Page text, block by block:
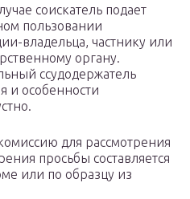
соискатель подает
пользовании
владельца, частнику или
органу.
ссудодержатель
и особенности
для рассмотрения
просьбы составляется
или по образцу из